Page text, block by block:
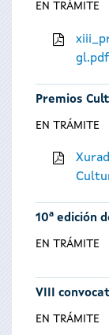
EN TRÁMITE
gl.pdf
Premios
EN TRÁMITE
10ª edición
EN TRÁMITE
VIII
EN TRÁMITE